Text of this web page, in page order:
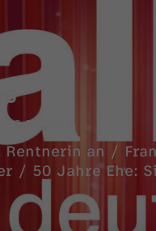
12.06.2026
Rentnerin an /
/ 50 Jahre Ehe: